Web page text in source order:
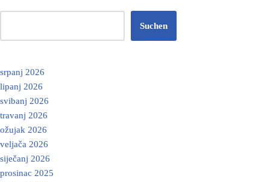
Suchen
srpanj 2026
lipanj 2026
svibanj 2026
travanj 2026
ožujak 2026
veljača 2026
siječanj 2026
prosinac 2025